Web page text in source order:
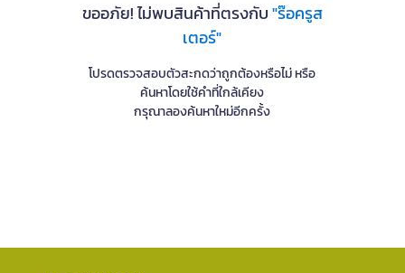
ขออภัย! ไม่พบสินค้าที่ตรงกับ"ร๊อครูส
เตอร์"
โปรดตรวจสอบตัวสะกดว่าถูกต้องหรือไม่ หรือ
ค้นหาโดยใช้คำที่ใกล้เคียง
กรุณาลองค้นหาใหม่อีกครั้ง